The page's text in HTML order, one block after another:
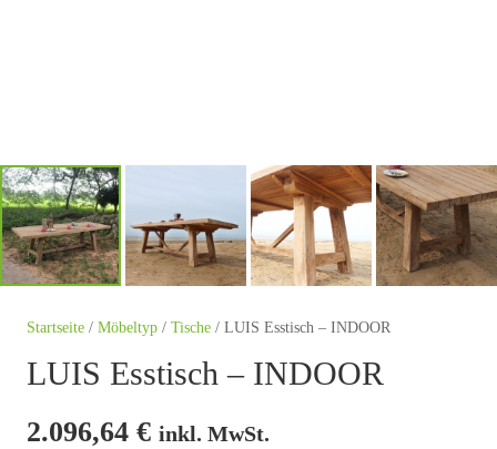
Startseite / Möbeltyp / Tische / LUIS Esstisch – INDOOR
LUIS Esstisch – INDOOR
2.096,64 € inkl. MwSt.